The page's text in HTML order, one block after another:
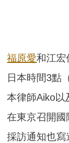
福原愛和江宏
日本時間3點
本律師Aiko以
在東京召開
採訪通知也寫